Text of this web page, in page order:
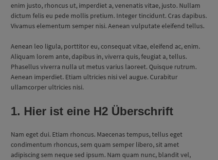
enim justo, rhoncus ut, imperdiet a, venenatis vitae, justo. Nullam
dictum felis eu pede mollis pretium. Integer tincidunt. Cras dapibus.
Vivamus elementum semper nisi. Aenean vulputate eleifend tellus.
Aenean leo ligula, porttitor eu, consequat vitae, eleifend ac, enim.
Aliquam lorem ante, dapibus in, viverra quis, feugiat a, tellus.
Phasellus viverra nulla ut metus varius laoreet. Quisque rutrum.
Aenean imperdiet. Etiam ultricies nisi vel augue. Curabitur
ullamcorper ultricies nisi.
1. Hier ist eine H2 Überschrift
Nam eget dui. Etiam rhoncus. Maecenas tempus, tellus eget
condimentum rhoncus, sem quam semper libero, sit amet
adipiscing sem neque sed ipsum. Nam quam nunc, blandit vel,